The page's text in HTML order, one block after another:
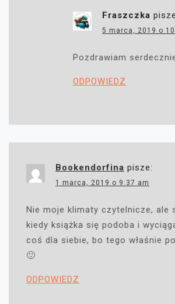
Fraszczka
5 marca, 2019 o
Pozdrawiam
ODPOWIEDZ
Bookendorfina pisze:
1 marca, 2019 o 9:37 am
Nie moje klimaty czytelnicze, ale
kiedy książka się podoba i
coś dla siebie, bo tego właśnie
🙂
ODPOWIEDZ